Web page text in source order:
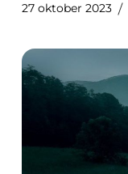
27 oktober 2023